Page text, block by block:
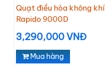
Quạt điều hòa không khí
Rapido 9000D
3,290,000 VNĐ
Mua hàng